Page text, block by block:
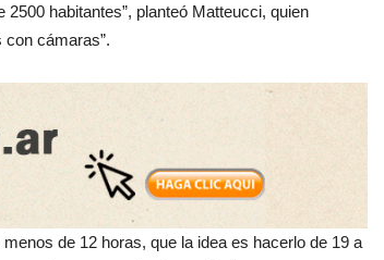
habitantes”, planteó Matteucci, quien
cámaras”.
de 12 horas, que la idea es hacerlo de 19 a